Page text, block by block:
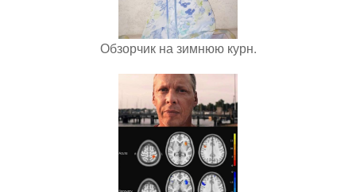
Обзорчик на зимнюю курн.